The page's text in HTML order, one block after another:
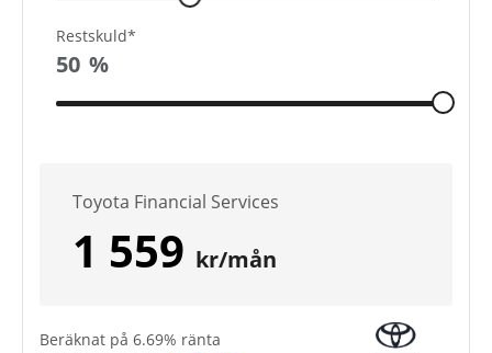
Restskuld*
50 %
Toyota Financial Services
1 559 kr/mån
Beräknat på 6.69% ränta